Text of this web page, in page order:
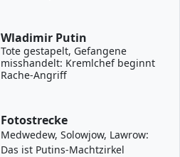
Wladimir Putin
Tote gestapelt, Gefangene
misshandelt: Kremlchef beginnt
Rache-Angriff
Fotostrecke
Medwedew, Solowjow, Lawrow:
Das ist Putins-Machtzirkel